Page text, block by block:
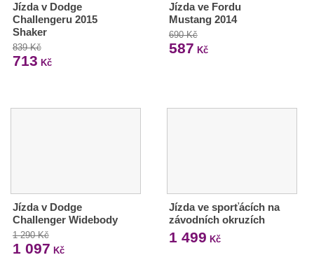
Jízda v Dodge
Challengeru 2015
Shaker
839 Kč
713 Kč
Jízda ve Fordu
Mustang 2014
690 Kč
587 Kč
Jízda v Dodge
Challenger Widebody
1 290 Kč
1 097 Kč
Jízda ve sporťácích na
závodních okruzích
1 499 Kč